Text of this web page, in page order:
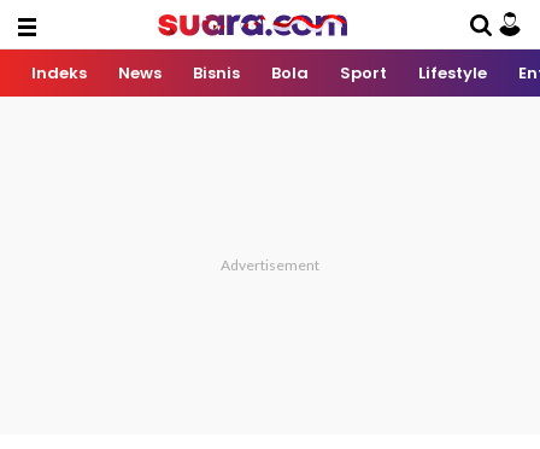
Indeks News Bisnis Bola Sport Lifestyle